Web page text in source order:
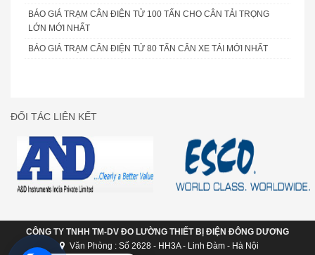
BÁO GIÁ TRẠM CÂN ĐIỆN TỬ 100 TẤN CHO CÂN TẢI TRỌNG
LỚN MỚI NHẤT
BÁO GIÁ TRẠM CÂN ĐIỆN TỬ 80 TẤN CÂN XE TẢI MỚI NHẤT
ĐỐI TÁC LIÊN KẾT
CÔNG TY TNHH TM-DV ĐO LƯỜNG THIẾT BỊ ĐIỆN ĐÔNG DƯƠNG
Văn Phòng : Số 2628 - HH3A - Linh Đàm - Hà Nội